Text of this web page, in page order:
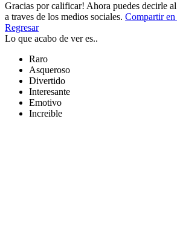
Gracias por calificar! Ahora puedes decirle
a traves de los medios sociales. Compartir
Regresar
Lo que acabo de ver es..
Raro
Asqueroso
Divertido
Interesante
Emotivo
Increible